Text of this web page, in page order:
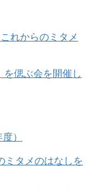
れからのミタメ
を偲ぶ会を開催し
）
ミタメのはなしを